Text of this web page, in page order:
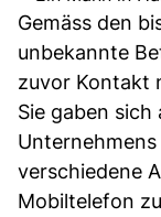
Gemäss den
unbekannte
zuvor Kontakt
Sie gaben
verschiedene
Mobiltelefon